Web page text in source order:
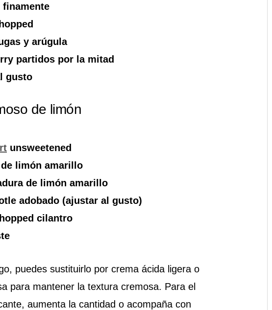
y arúgula
partidos por la mitad
gusto
de limón
unsweetened
limón amarillo
de limón amarillo
adobado (ajustar al gusto)
cilantro
puedes sustituirlo por crema ácida ligera o
para mantener la textura cremosa. Para el
aumenta la cantidad o acompaña con